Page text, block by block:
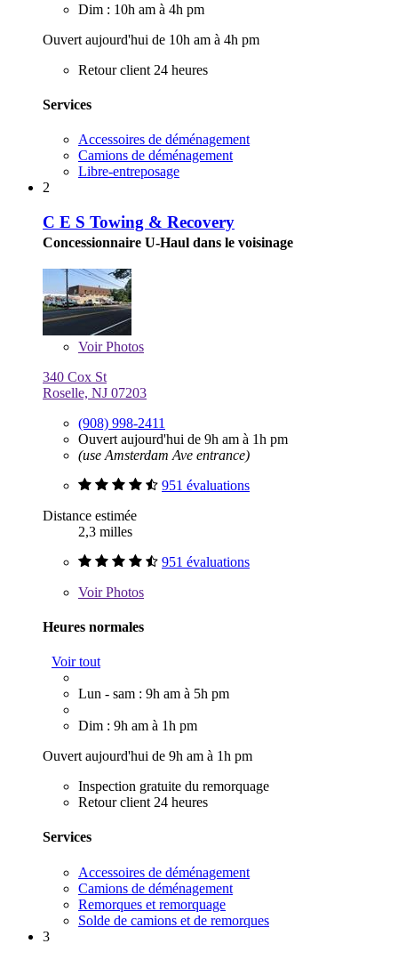
Dim : 10h am à 4h pm
Ouvert aujourd'hui de 10h am à 4h pm
Retour client 24 heures
Services
Accessoires de déménagement
Camions de déménagement
Libre-entreposage
2
C E S Towing & Recovery
Concessionnaire U-Haul dans le voisinage
VoirPhotos
340 Cox St
Roselle, NJ 07203
(908) 998-2411
Ouvert aujourd'hui de 9h am à 1h pm
(use Amsterdam Ave entrance)
951 évaluations
Distance estimée
2,3 milles
951 évaluations
VoirPhotos
Heures normales
Voir tout
Lun - sam : 9h am à 5h pm
Dim : 9h am à 1h pm
Ouvert aujourd'hui de 9h am à 1h pm
Inspection gratuite du remorquage
Retour client 24 heures
Services
Accessoires de déménagement
Camions de déménagement
Remorques et remorquage
Solde de camions et de remorques
3